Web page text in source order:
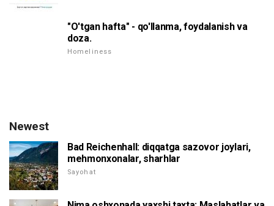
"O'tgan hafta" - qo'llanma, foydalanish va
doza.
Homeliness
Newest
Bad Reichenhall: diqqatga sazovor joylari,
mehmonxonalar, sharhlar
Sayohat